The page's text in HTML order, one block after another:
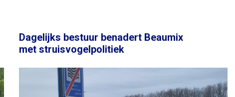
Dagelijks bestuur benadert Beaumix
met struisvogelpolitiek